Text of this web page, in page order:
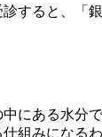
すると、「
にある水分
組みになるわ